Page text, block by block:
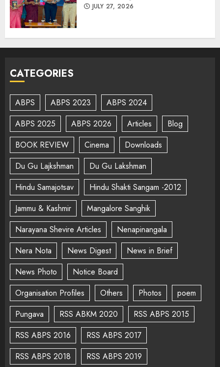
JULY 27, 2026
CATEGORIES
ABPS ABPS 2023
ABPS 2024
ABPS 2025
ABPS 2026 Articles
Blog
BOOK REVIEW
Cinema
Downloads
Du Gu Lajkshman
Du Gu Lakshman
Hindu Samajotsav
Hindu Shakti Sangam -2012
Jammu & Kashmir
Mangalore Sanghik
Narayana Shevire Articles
Nenapinangala
Nera Nota
News Digest
News in Brief
News Photo
Notice Board
Organisation Profiles
Others Photos
poem
Pungava
RSS ABKM 2020
RSS ABPS 2015
RSS ABPS 2016
RSS ABPS 2017
RSS ABPS 2018
RSS ABPS 2019